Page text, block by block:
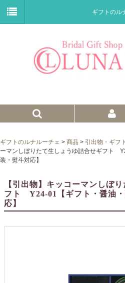
ギフトのル
プチギフト
子育て卒業証書
ギフトのルナルーチェ > 商品 > 引出物・ギフト
ーマンしぼりたて生しょうゆ詰合せギフト
装・熨斗対応】
【引出物】キッコーマンしぼ
フト Y24-01【ギフト・醤油
応】